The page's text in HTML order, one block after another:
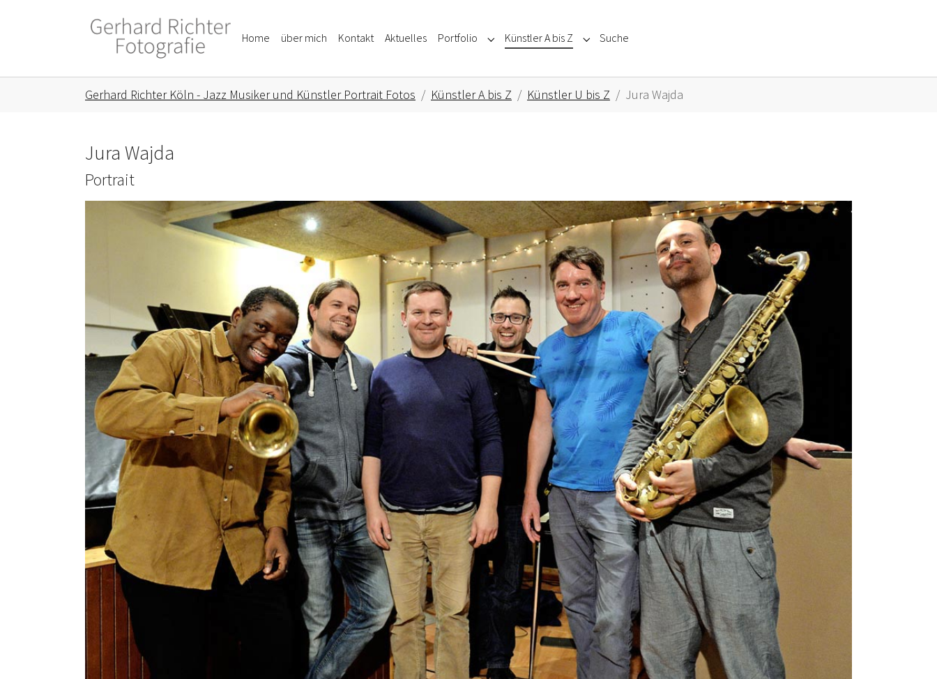
Home über mich Kontakt Aktuelles Portfolio Submenu for "Portfolio"
Künstler A bis Z Submenu for "Künstler A bis Z"
Suche
Gerhard Richter Köln - Jazz Musiker und Künstler Portrait Fotos Künstler A bis Z Künstler U bis Z Jura Wajda
Jura Wajda
Portrait
Show larger version for: